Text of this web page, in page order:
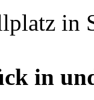
in
in